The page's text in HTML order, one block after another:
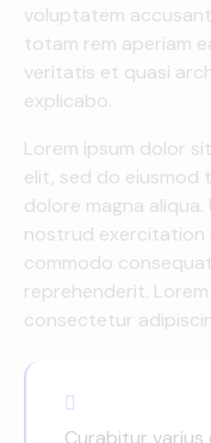
voluptatem
totam rem aperiam
veritatis et quasi
explicabo.
Lorem ipsum dolor
elit, sed do
dolore magna aliqua.
nostrud exercitation
commodo
reprehenderit.
consectetur
Curabitur